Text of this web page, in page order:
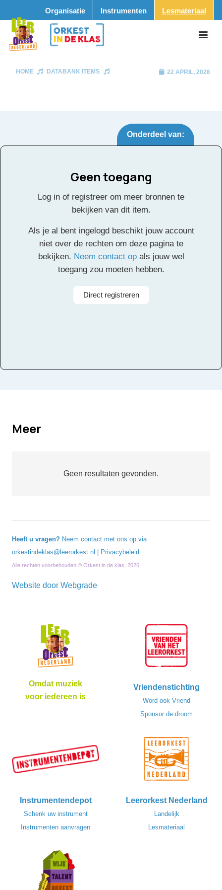
Organisatie Instrumenten Lesmateriaal
HOME DATABANK ITEMS 22 APRIL, 2026
Onderdeel van:
EmailPinterestLinkedIn
Delen
Geen toegang
Log in of registreer om meer bronnen te
bekijken van dit item.
Als je al bent ingelogd beschikt jouw account
niet over de rechten om deze pagina te
bekijken. Neem contact opals jouw wel
toegang zou moeten hebben.
Direct registreren
Alle rechten voorbehouden
Meer
Geen resultaten gevonden.
Omdat muziek
voor iedereen is
Vriendenstichting
Word ook Vriend
Sponsor de droom
Instrumentendepot
Schenk uw instrument
Instrumenten aanvragen
Leerorkest Nederland
Landelijk
Lesmateriaal
Heeft u vragen? Neem contact met ons op via
orkestindeklas@leerorkest.nl
Privacybeleid
Alle rechten voorbehouden © Orkest in de klas, 2026
Website door Webgrade